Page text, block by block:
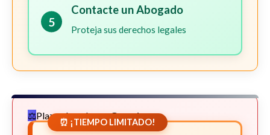
5
Contacte un Abogado
Proteja sus derechos legales
Plazos Legales en Georgia
⏰ ¡TIEMPO LIMITADO!